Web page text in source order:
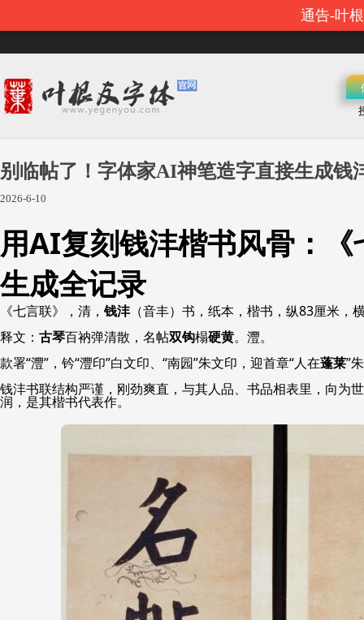
通告-叶
别临帖了！字体家AI神笔造字直接生成钱
2026-6-10
用AI复刻钱沣楷书风骨：《
生成全记录
《七言联》，清， 钱沣（音丰）书，纸本，楷书，纵83厘米，
释文： 古琴百衲弹清散，名帖双钩榻硬黄。灃。
款署“灃”，钤“灃印”白文印、“南园”朱文印，迎首章“人在蓬莱”
钱沣书联结构严谨，刚劲爽直，与其人品、书品相表里，向为
润，是其楷书代表作。